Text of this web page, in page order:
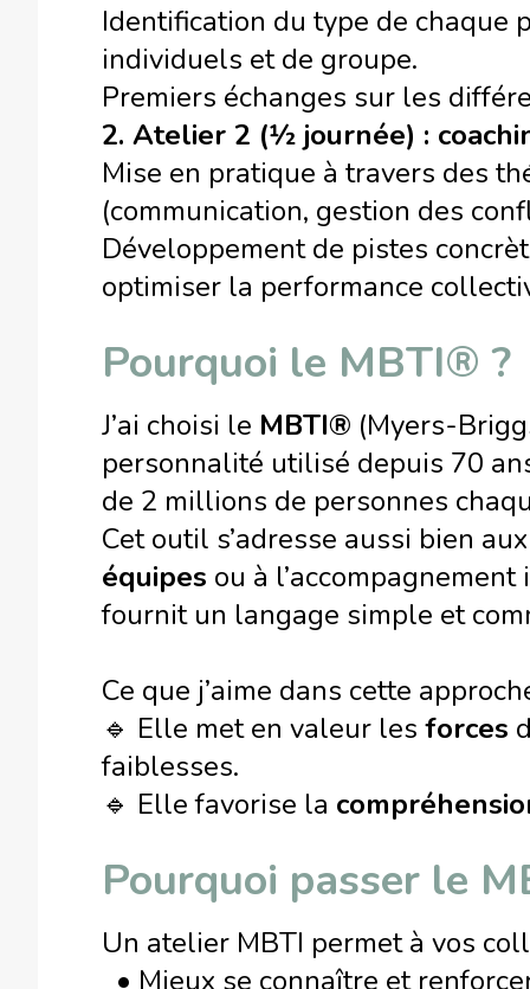
Identification du type de chaque
individuels et de groupe.
Premiers échanges sur les
2. Atelier 2 (1⁄2 journée) :
Mise en pratique à travers des
(communication, gestion des
Développement de pistes
optimiser la performance
Pourquoi le MBTI® ?
J’ai choisi le MBTI® (Myers-
personnalité utilisé depuis 70
de 2 millions de personnes
Cet outil s’adresse aussi bien
équipes ou à
fournit un langage simple et
Ce que j’aime dans cette
🔹 Elle met en valeur les forces
faiblesses.
🔹 Elle favorise la
Pourquoi passer le
Un atelier MBTI permet à vos
• Mieux se connaître et